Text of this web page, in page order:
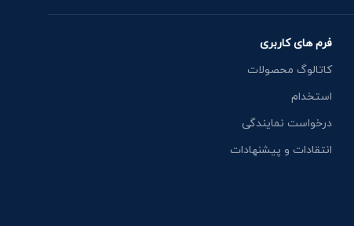
فرم های کاربری
کاتالوگ محصولات
استخدام
درخواست نمایندگی
انتقادات و پیشنهادات